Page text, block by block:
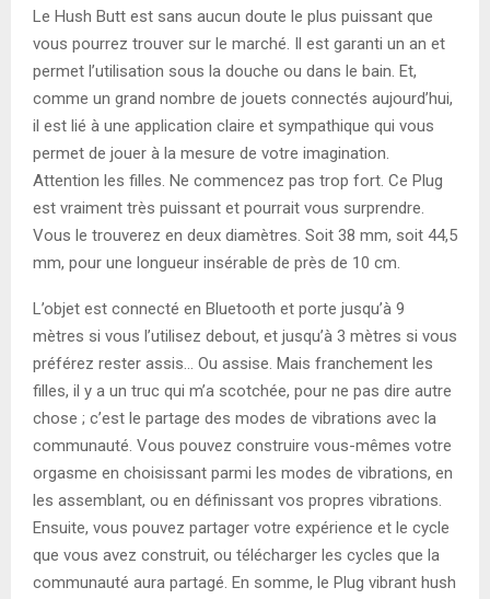
Le Hush Butt est sans aucun doute le plus puissant que
vous pourrez trouver sur le marché. Il est garanti un an et
permet l’utilisation sous la douche ou dans le bain. Et,
comme un grand nombre de jouets connectés aujourd’hui,
il est lié à une application claire et sympathique qui vous
permet de jouer à la mesure de votre imagination.
Attention les filles. Ne commencez pas trop fort. Ce Plug
est vraiment très puissant et pourrait vous surprendre.
Vous le trouverez en deux diamètres. Soit 38 mm, soit 44,5
mm, pour une longueur insérable de près de 10 cm.
L’objet est connecté en Bluetooth et porte jusqu’à 9
mètres si vous l’utilisez debout, et jusqu’à 3 mètres si vous
préférez rester assis… Ou assise. Mais franchement les
filles, il y a un truc qui m’a scotchée, pour ne pas dire autre
chose ; c’est le partage des modes de vibrations avec la
communauté. Vous pouvez construire vous-mêmes votre
orgasme en choisissant parmi les modes de vibrations, en
les assemblant, ou en définissant vos propres vibrations.
Ensuite, vous pouvez partager votre expérience et le cycle
que vous avez construit, ou télécharger les cycles que la
communauté aura partagé. En somme, le Plug vibrant hush